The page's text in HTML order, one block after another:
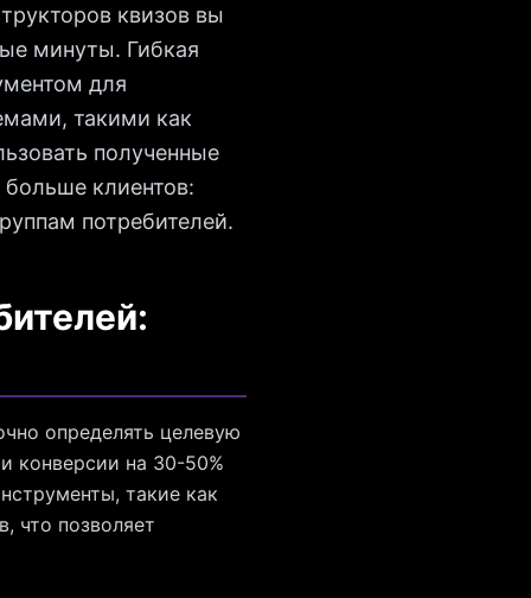
квизов вы
минуты. Гибкая
для
такими как
полученные
клиентов:
потребителей.
определять целевую
конверсии на 30-50%
такие как
что позволяет